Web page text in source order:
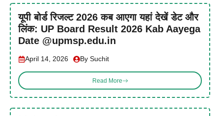
यूपी बोर्ड रिजल्ट 2026 कब आएगा यहां देखें डेट और
लिंक: UP Board Result 2026 Kab Aayega
Date @upmsp.edu.in
April 14, 2026 By Suchit
Read More